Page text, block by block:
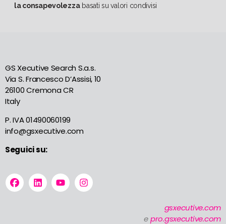
la consapevolezzabasati su valori condivisi
GS Xecutive Search S.a.s.
Via S. Francesco D’Assisi, 10
26100 Cremona CR
Italy
P. IVA 01490060199
info@gsxecutive.com
Seguici su:
gsxecutive.com
epro.gsxecutive.com